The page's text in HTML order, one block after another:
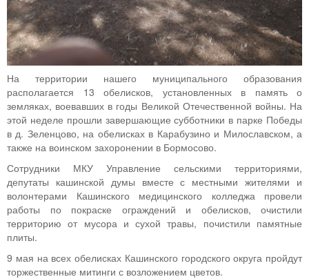
На территории нашего муниципального образования
располагается 13 обелисков, установленных в память о
земляках, воевавших в годы Великой Отечественной войны. На
этой неделе прошли завершающие субботники в парке Победы
в д. Зеленцово, на обелисках в Карабузино и Милославском, а
также на воинском захоронении в Бормосово.
Сотрудники МКУ Управление сельскими территориями,
депутаты кашинской думы вместе с местными жителями и
волонтерами Кашинского медицинского колледжа провели
работы по покраске ограждений и обелисков, очистили
территорию от мусора и сухой травы, почистили памятные
плиты.
9 мая на всех обелисках Кашинского городского округа пройдут
торжественные митинги с возложением цветов.